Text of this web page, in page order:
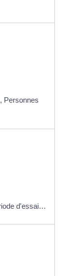
, Personnes
d'essai…